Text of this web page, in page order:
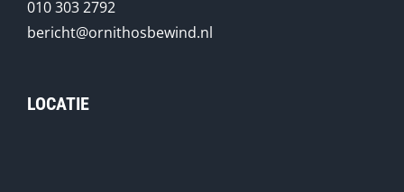
010 303 2792
bericht@ornithosbewind.nl
LOCATIE